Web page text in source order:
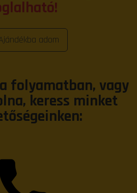
adom
folyamatban, vagy
keress minket